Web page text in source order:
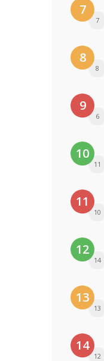
7
7
8
8
9
6
10
11
11
10
12
14
13
13
14
12